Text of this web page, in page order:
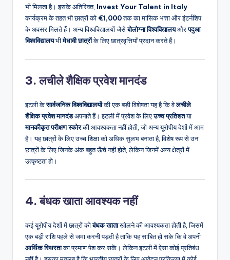
भी मिलता है। इसके अतिरिक्त, Invest Your Talent in Italy
कार्यक्रम के तहत भी छात्रों को €1,000तक का मासिक भत्ता और इंटर्नशिप
के अवसर मिलते हैं। अन्य विश्वविद्यालयों जैसेबोलोग्ना विश्वविद्यालयऔरपदुआ
विश्वविद्यालयभीमेधावी छात्रोंके लिए छात्रवृत्तियाँ प्रदान करते हैं।
3. लचीले शैक्षिक प्रवेश मानदंड
इटली केसार्वजनिक विश्वविद्यालयोंकी एक बड़ी विशेषता यह है कि वेलचीले
शैक्षिक प्रवेश मानदंडअपनाते हैं। इटली में प्रवेश के लिएउच्च प्रतिशतया
मानकीकृत परीक्षण स्कोरकी आवश्यकता नहीं होती, जो अन्य यूरोपीय देशों में आम
है। यह छात्रों के लिए उच्च शिक्षा को अधिक सुलभ बनाता है, विशेष रूप से उन
छात्रों के लिए जिनके अंक बहुत ऊँचे नहीं होते, लेकिन जिनमें अन्य क्षेत्रों में
उत्कृष्टता हो।
4. बंधक खाता आवश्यक नहीं
कई यूरोपीय देशों में छात्रों कोबंधक खाताखोलने की आवश्यकता होती है, जिसमें
एक बड़ी राशि पहले से जमा करनी पड़ती है ताकि यह साबित हो सके कि वे अपनी
आर्थिक स्थिरताका प्रमाण पेश कर सकें। लेकिन इटली में ऐसा कोई प्रतिबंध